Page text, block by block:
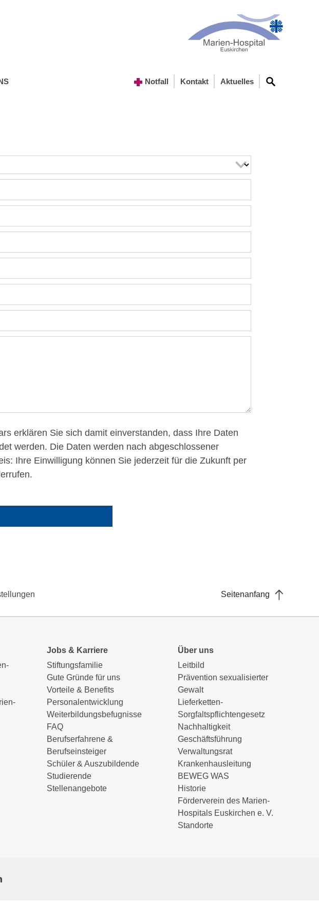
Notfall Kontakt Aktuelles
werden. Die Daten werden nach abgeschlossener
Ihre Einwilligung können Sie jederzeit für die Zukunft per
Seitenanfang
Jobs & Karriere
Stiftungsfamilie
Gute Gründe für uns
Vorteile & Benefits
Personalentwicklung
Weiterbildungsbefugnisse
FAQ
Berufserfahrene &
Berufseinsteiger
Schüler & Auszubildende
Studierende
Stellenangebote
Über uns
Leitbild
Prävention sexualisierter
Gewalt
Lieferketten-
Sorgfaltspflichtengesetz
Nachhaltigkeit
Geschäftsführung
Verwaltungsrat
Krankenhausleitung
BEWEG WAS
Historie
Förderverein des Marien-
Hospitals Euskirchen e. V.
Standorte